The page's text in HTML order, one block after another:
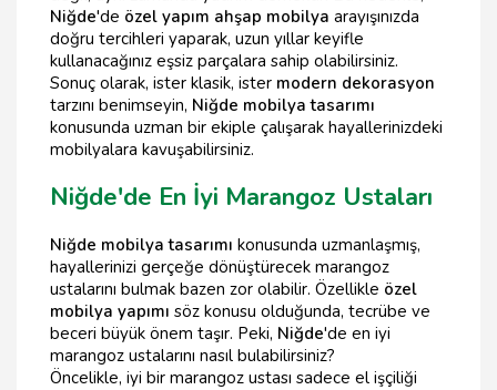
Niğde'de özel yapım ahşap mobilya arayışınızda
doğru tercihleri yaparak, uzun yıllar keyifle
kullanacağınız eşsiz parçalara sahip olabilirsiniz.
Sonuç olarak, ister klasik, ister modern dekorasyon
tarzını benimseyin, Niğde mobilya tasarımı
konusunda uzman bir ekiple çalışarak hayallerinizdeki
mobilyalara kavuşabilirsiniz.
Niğde'de En İyi Marangoz Ustaları
Niğde mobilya tasarımı konusunda uzmanlaşmış,
hayallerinizi gerçeğe dönüştürecek marangoz
ustalarını bulmak bazen zor olabilir. Özellikle özel
mobilya yapımı söz konusu olduğunda, tecrübe ve
beceri büyük önem taşır. Peki, Niğde'de en iyi
marangoz ustalarını nasıl bulabilirsiniz?
Öncelikle, iyi bir marangoz ustası sadece el işçiliği